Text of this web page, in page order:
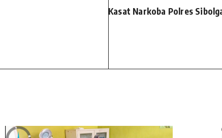
Kasat Narkoba Polres